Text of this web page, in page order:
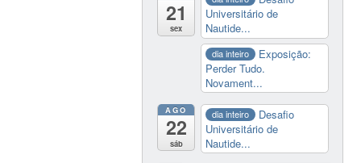
21
sex
Universitário de
Nautide...
dia inteiro
Exposição:
Perder Tudo.
Novament...
AGO
22
sáb
dia inteiro
Desafio
Universitário de
Nautide...